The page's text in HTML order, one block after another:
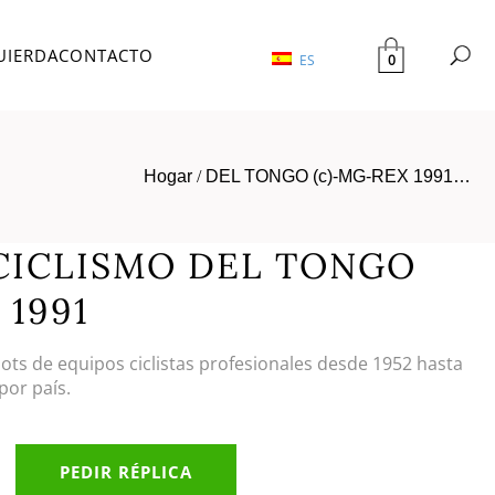
CONTACTO ES 0
Hogar / DEL TONGO (c)-MG-REX 1991…
DEL TONGO
de equipos ciclistas profesionales desde 1952 hasta
país.
PEDIR RÉPLICA